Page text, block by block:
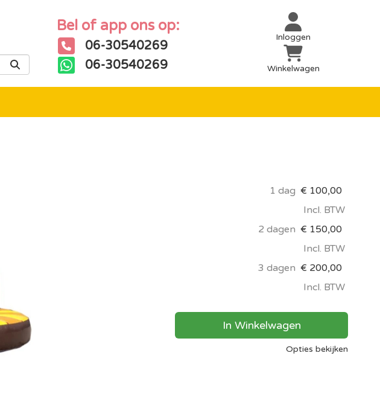
Bel of app ons op:
06-30540269
06-30540269
Inloggen
Winkelwagen
1 dag € 100,00
Incl. BTW
2 dagen € 150,00
Incl. BTW
3 dagen € 200,00
Incl. BTW
In Winkelwagen
Opties bekijken